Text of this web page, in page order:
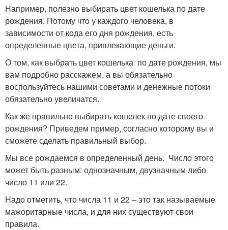
Например, полезно выбирать цвет кошелька по дате
рождения. Потому что у каждого человека, в
зависимости от кода его дня рождения, есть
определенные цвета, привлекающие деньги.
О том, как выбрать цвет кошелька по дате рождения, мы
вам подробно расскажем, а вы обязательно
воспользуйтесь нашими советами и денежные потоки
обязательно увеличатся.
Как же правильно выбирать кошелек по дате своего
рождения? Приведем пример, согласно которому вы и
сможете сделать правильный выбор.
Мы все рождаемся в определенный день. Число этого
может быть разным: однозначным, двузначным либо
число 11 или 22.
Надо отметить, что числа 11 и 22 – это так называемые
мажоритарные числа, и для них существуют свои
правила.